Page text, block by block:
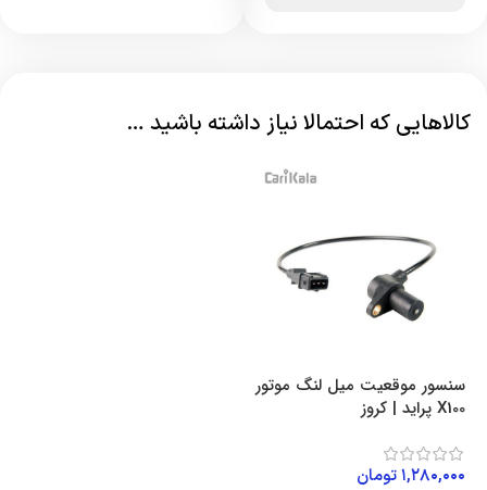
کالاهایی که احتمالا نیاز داشته باشید …
سنسور موقعیت میل لنگ موتور
X100 پراید | کروز
۱,۲۸۰,۰۰۰تومان